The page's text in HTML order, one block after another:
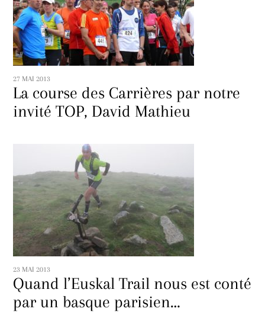
27 MAI 2013
La course des Carrières par notre
invité TOP, David Mathieu
23 MAI 2013
Quand l’Euskal Trail nous est conté
par un basque parisien…